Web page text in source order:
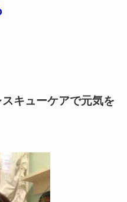
キューケアで元気を